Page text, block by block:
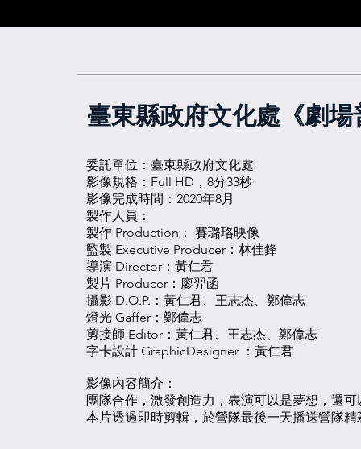
臺東縣政府文化處《劇
委託單位：臺東縣政府文化處
影像規格：Full HD，8分33秒
影像完成時間：2020年8月
製作人員：
製作 Production： 賽璐珞映像
監製 Executive Producer：林佳鋒
導演 Director：黃仁君
製片 Producer：廖羿函
攝影 D.O.P.：黃仁君、王志杰、鄭偉志
燈光 Gaffer：鄭偉志
剪接師 Editor：黃仁君、王志杰、鄭偉志
字卡設計 GraphicDesigner ：黃仁君
影像內容簡介：
團隊合作，激發創造力，表演可以是夢想，還
本片透過即時剪輯，於營隊最後一天播送營隊